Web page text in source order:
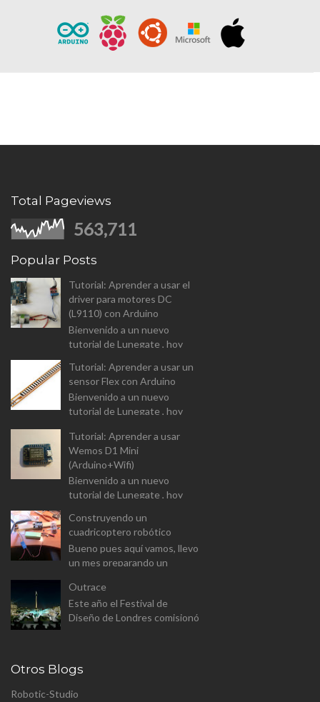
Total Pageviews
563,711
Popular Posts
Tutorial: Aprender a usar el
driver para motores DC
(L9110) con Arduino
Bienvenido a un nuevo
tutorial de Lunegate , hoy
controlar motores DC (L9110
Dual-Chanel H-Bridge). I...
Tutorial: Aprender a usar un
sensor Flex con Arduino
Bienvenido a un nuevo
tutorial de Lunegate , hoy
componente un tanto
diferente, y que las
aplicaciones estarán...
Tutorial: Aprender a usar
Wemos D1 Mini
(Arduino+Wifi)
Bienvenido a un nuevo
tutorial de Lunegate , hoy
Arduino equipado con un
modulo Wifi. El Wemos D1
Mini v...
Construyendo un
cuadricoptero robótico
Bueno pues aquí vamos, llevo
un mes preparando un
(aunque a este paso sera
proyecto personal). Se trata
de constr...
Outrace
Este año el Festival de
Diseño de Londres comisionó
pública p...
Otros Blogs
Robotic-Studio